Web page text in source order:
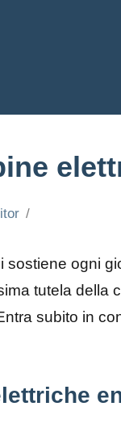
sostiene ogni
tutela della
subito in